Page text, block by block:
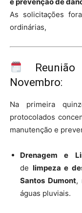
As solicitações
ordinárias,
Novembro:
Na primeira
protocolados
manutenção e
Drenagem e
de limpeza e
Santos Dumont,
águas pluviais.